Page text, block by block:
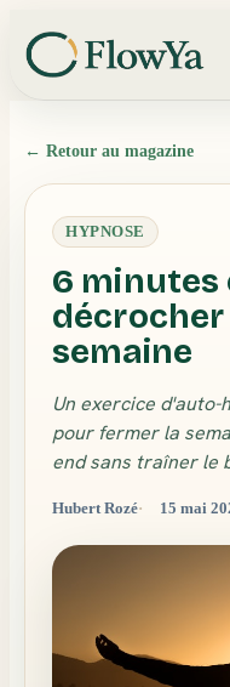
← Retour au magazine
HYPNOSE
6 minutes
semaine
Un exercice d'auto-
pour fermer la
end sans traîner le
Hubert Rozé 15 mai